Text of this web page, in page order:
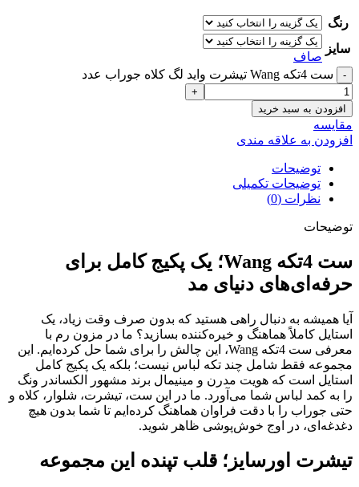
رنگ
سایز
صاف
ست 4تکه Wang تيشرت وايد لگ کلاه جوراب عدد
افزودن به سبد خرید
مقايسه
افزودن به علاقه مندی
توضیحات
توضیحات تکمیلی
نظرات (0)
توضیحات
ست 4تکه Wang؛ یک پکیج کامل برای
حرفه‌ای‌های دنیای مد
آیا همیشه به دنبال راهی هستید که بدون صرف وقت زیاد، یک
استایل کاملاً هماهنگ و خیره‌کننده بسازید؟ ما در مزون رم با
معرفی ست 4تکه Wang، این چالش را برای شما حل کرده‌ایم. این
مجموعه فقط شامل چند تکه لباس نیست؛ بلکه یک پکیج کامل
استایل است که هویت مدرن و مینیمال برند مشهور الکساندر ونگ
را به کمد لباس شما می‌آورد. ما در این ست، تیشرت، شلوار، کلاه و
حتی جوراب را با دقت فراوان هماهنگ کرده‌ایم تا شما بدون هیچ
دغدغه‌ای، در اوج خوش‌پوشی ظاهر شوید.
تیشرت اورسایز؛ قلب تپنده این مجموعه